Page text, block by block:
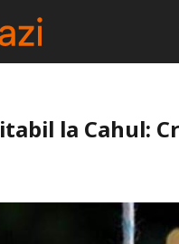
la Cahul: